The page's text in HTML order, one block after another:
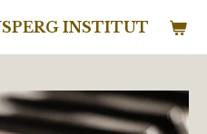
INSTITUT